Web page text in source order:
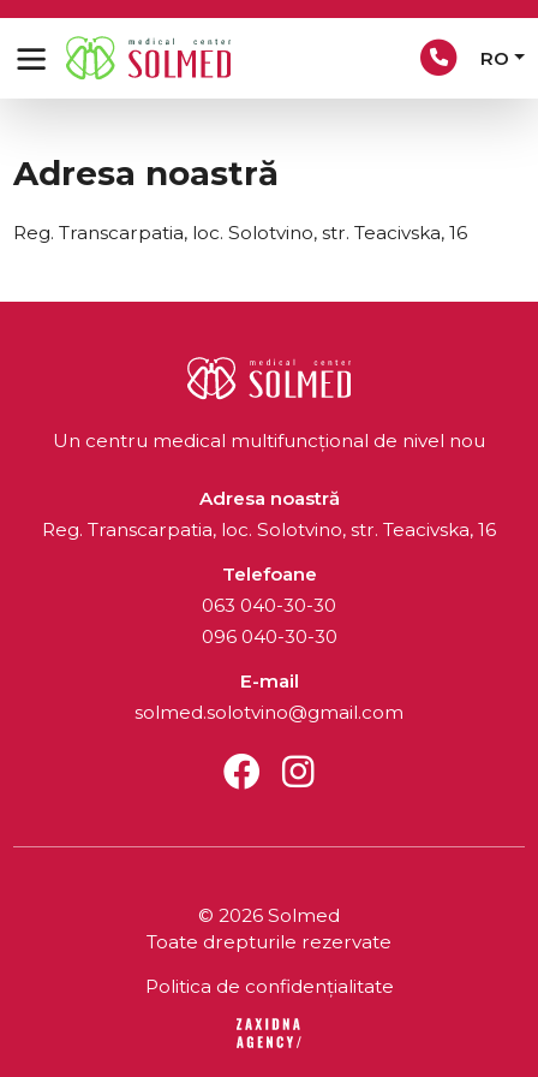
RO
Adresa noastră
Reg. Transcarpatia, loc. Solotvino, str. Teacivska, 16
Un centru medical multifuncțional de nivel nou
Adresa noastră
Reg. Transcarpatia, loc. Solotvino, str. Teacivska, 16
Telefoane
063 040-30-30
096 040-30-30
E-mail
solmed.solotvino@gmail.com
© 2026 Solmed
Toate drepturile rezervate
Politica de confidențialitate